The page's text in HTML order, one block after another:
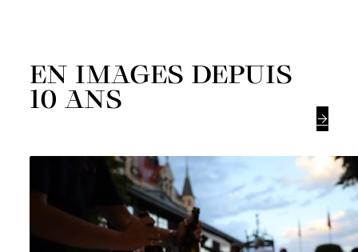
EN IMAGES DEPUIS
10 ANS
